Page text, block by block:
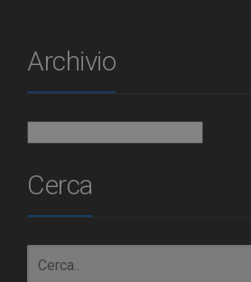
Archivio
Cerca